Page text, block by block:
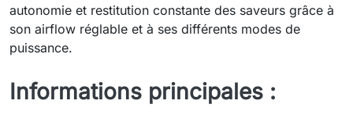
autonomie et restitution constante des saveurs grâce à
son airflow réglable et à ses différents modes de
puissance.
Informations principales :